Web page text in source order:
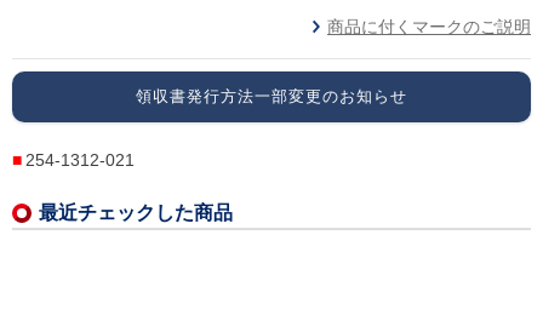
商品に付くマークのご説明
領収書発行方法一部変更のお知らせ
254-1312-021
最近チェックした商品